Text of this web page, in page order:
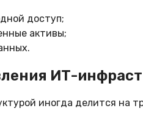
доступ;
активы;
ИТ-
иногда делится на